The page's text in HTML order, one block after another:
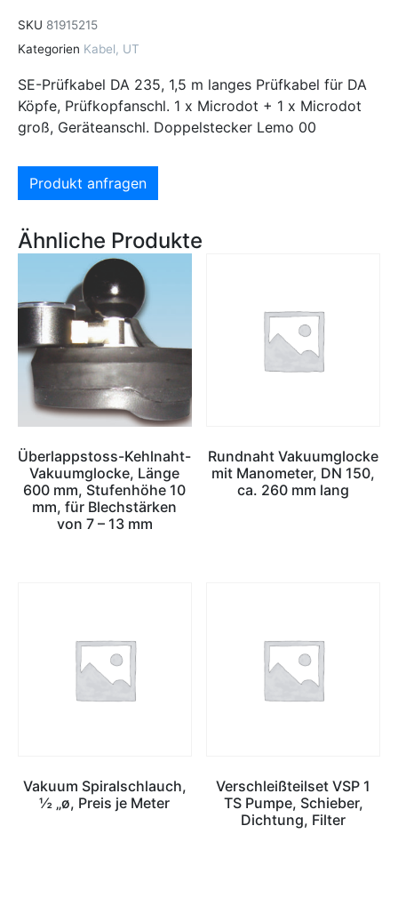
SKU 81915215
Kategorien Kabel, UT
SE-Prüfkabel DA 235, 1,5 m langes Prüfkabel für DA
Köpfe, Prüfkopfanschl. 1 x Microdot + 1 x Microdot
groß, Geräteanschl. Doppelstecker Lemo 00
Produkt anfragen
Ähnliche Produkte
Überlappstoss-Kehlnaht-
Vakuumglocke, Länge
600 mm, Stufenhöhe 10
mm, für Blechstärken
von 7 – 13 mm
Rundnaht Vakuumglocke
mit Manometer, DN 150,
ca. 260 mm lang
Vakuum Spiralschlauch,
½ „ø, Preis je Meter
Verschleißteilset VSP 1
TS Pumpe, Schieber,
Dichtung, Filter